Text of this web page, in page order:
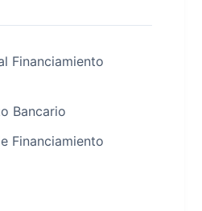
Financiamiento
Bancario
Financiamiento